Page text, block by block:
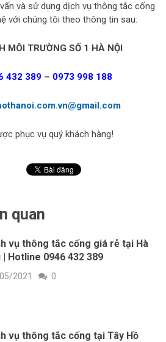
và sử dụng dịch vụ thông tắc cống
với chúng tôi theo thông tin sau:
MÔI TRƯỜNG SỐ 1 HÀ NỘI
432 389 – 0973 998 188
phục vụ quý khách hàng!
quan
vụ thông tắc cống giá rẻ tại Hà
| Hotline 0946 432 389
2021 0
vụ thông tắc cống tại Tây Hồ